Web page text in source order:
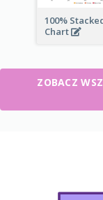
100%
Chart
ZOBACZ